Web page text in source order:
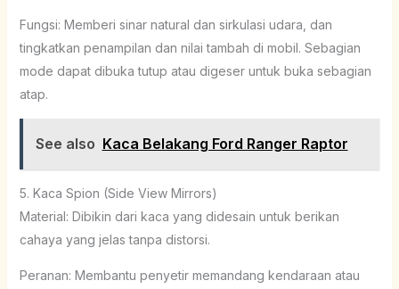
Fungsi: Memberi sinar natural dan sirkulasi udara, dan
tingkatkan penampilan dan nilai tambah di mobil. Sebagian
mode dapat dibuka tutup atau digeser untuk buka sebagian
atap.
See also Kaca Belakang Ford Ranger Raptor
5. Kaca Spion (Side View Mirrors)
Material: Dibikin dari kaca yang didesain untuk berikan
cahaya yang jelas tanpa distorsi.
Peranan: Membantu penyetir memandang kendaraan atau